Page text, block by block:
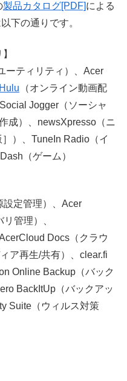
製品カタログ[PDF]による
下の通りです。
ーティリティ）、Acer
Hulu
（オンライン動画配
Jogger（ソーシャ
成）、newsXpresso（ニ
）、TuneIn Radio（イ
（ゲーム）
設定管理）、Acer
管理）、
Docs（クラウ
ア再生/共有）、clear.fi
Online Backup（バック
BackItUp（バックアッ
Suite（ウィルス対策